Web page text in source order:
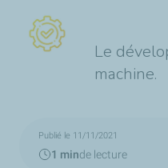
Le
machine.
Publié le 11/11/2021
1 minde lecture